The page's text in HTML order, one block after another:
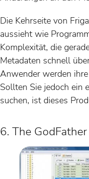
Die Kehrseite von
aussieht wie
Komplexität, die
Metadaten schnell
Anwender werden
Sollten Sie jedoch ein
suchen, ist dieses
6. The GodFather